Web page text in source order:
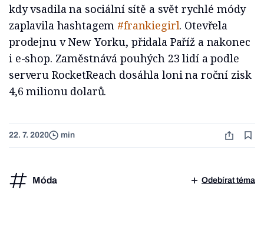
kdy vsadila na sociální sítě a svět rychlé módy
zaplavila hashtagem #frankiegirl. Otevřela
prodejnu v New Yorku, přidala Paříž a nakonec
i e-shop. Zaměstnává pouhých 23 lidí a podle
serveru RocketReach dosáhla loni na roční zisk
4,6 milionu dolarů.
22. 7. 2020 min
Móda Odebírat téma